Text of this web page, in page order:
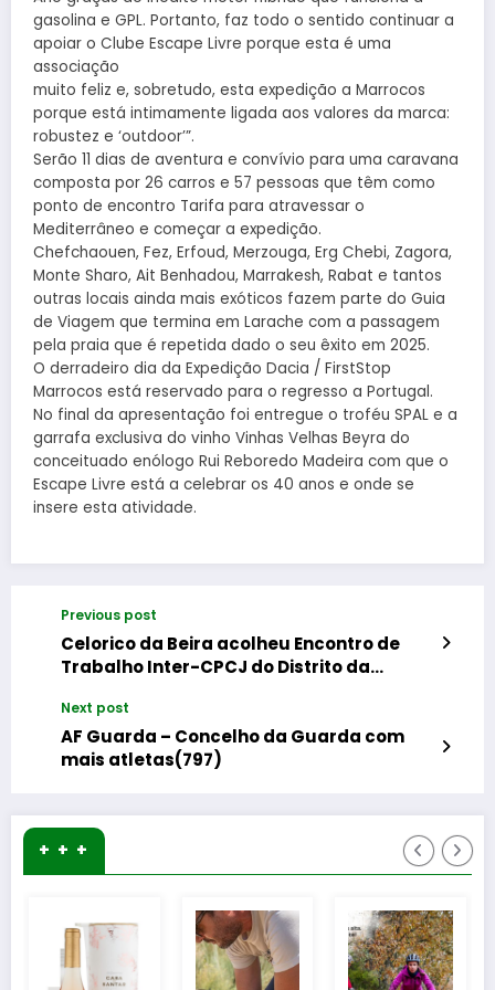
gasolina e GPL. Portanto, faz todo o sentido continuar a
apoiar o Clube Escape Livre porque esta é uma
associação
muito feliz e, sobretudo, esta expedição a Marrocos
porque está intimamente ligada aos valores da marca:
robustez e ‘outdoor’”.
Serão 11 dias de aventura e convívio para uma caravana
composta por 26 carros e 57 pessoas que têm como
ponto de encontro Tarifa para atravessar o
Mediterrâneo e começar a expedição.
Chefchaouen, Fez, Erfoud, Merzouga, Erg Chebi, Zagora,
Monte Sharo, Ait Benhadou, Marrakesh, Rabat e tantos
outras locais ainda mais exóticos fazem parte do Guia
de Viagem que termina em Larache com a passagem
pela praia que é repetida dado o seu êxito em 2025.
O derradeiro dia da Expedição Dacia / FirstStop
Marrocos está reservado para o regresso a Portugal.
No final da apresentação foi entregue o troféu SPAL e a
garrafa exclusiva do vinho Vinhas Velhas Beyra do
conceituado enólogo Rui Reboredo Madeira com que o
Escape Livre está a celebrar os 40 anos e onde se
insere esta atividade.
Previous post
Celorico da Beira acolheu Encontro de
Trabalho Inter-CPCJ do Distrito da
Next post
AF Guarda – Concelho da Guarda com
mais atletas(797)
+ + +